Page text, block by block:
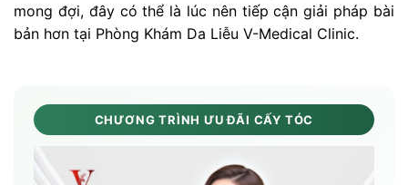
mong đợi, đây có thể là lúc nên tiếp cận giải pháp bài
bản hơn tại Phòng Khám Da Liễu V-Medical Clinic.
CHƯƠNG TRÌNH ƯU ĐÃI CẤY TÓC